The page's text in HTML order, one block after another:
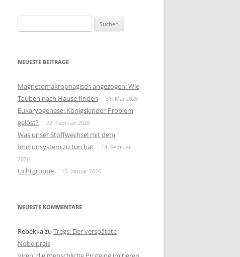
nach:
NEUESTE BEITRÄGE
Magnetomakrophagisch angezogen: Wie
Tauben nach Hause finden
31. Mai 2026
Eukaryogenese: Königskinder-Problem
gelöst?
22. Februar 2026
Was unser Stoffwechsel mit dem
Immunsystem zu tun hat
14. Februar
2026
Lichtgruppe 15. Januar 2026
NEUESTE KOMMENTARE
Rebekkazu Tregs: Der verspätete
Nobelpreis